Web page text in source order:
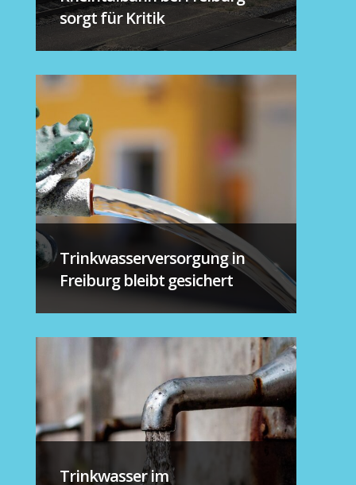
sorgt für Kritik
Trinkwasserversorgung in
Freiburg bleibt gesichert
Trinkwasser im